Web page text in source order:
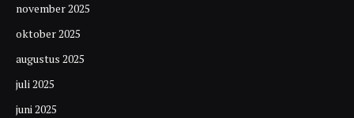
november 2025
oktober 2025
augustus 2025
juli 2025
juni 2025